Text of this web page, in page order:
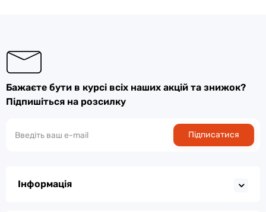
Бажаєте бути в курсі всіх наших акцій та знижок?
Підпишіться на розсилку
Підписатися
Інформація